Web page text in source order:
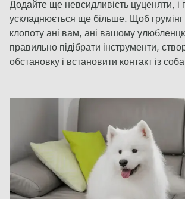
Додайте ще невсидливість цуценяти, і
ускладнюється ще більше. Щоб
клопоту ані вам, ані вашому
правильно підібрати інструменти,
обстановку і встановити контакт із